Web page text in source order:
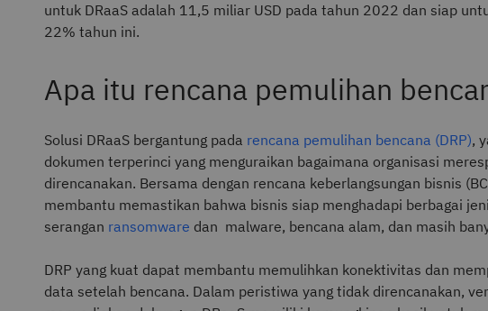
untuk DRaaS adalah 11,5 miliar USD pada tahun 2022 dan siap
22% tahun ini.
Apa itu rencana pemulihan
Solusi DRaaS bergantung pada rencana pemulihan bencana (DRP),
dokumen terperinci yang menguraikan bagaimana organisasi
direncanakan. Bersama dengan rencana keberlangsungan bisnis
membantu memastikan bahwa bisnis siap menghadapi berbagai
serangan ransomware dan malware, bencana alam, dan masih
DRP yang kuat dapat membantu memulihkan konektivitas dan
data setelah bencana. Dalam peristiwa yang tidak direncanakan,